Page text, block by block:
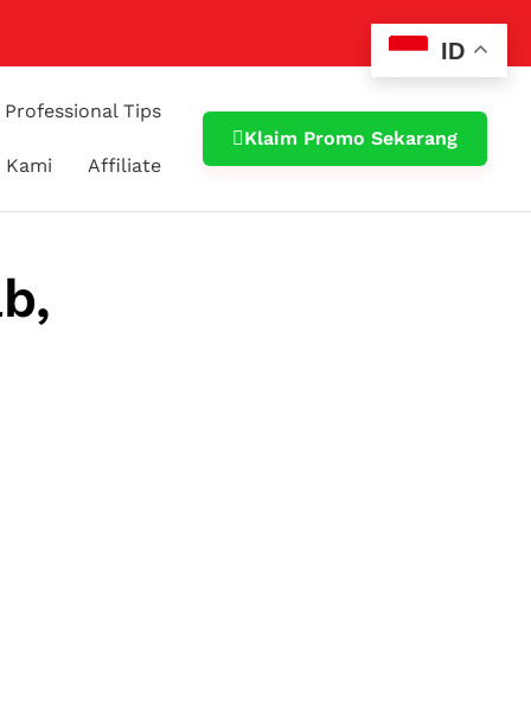
Professional Tips
Kami Affiliate
Klaim Promo Sekarang
ID